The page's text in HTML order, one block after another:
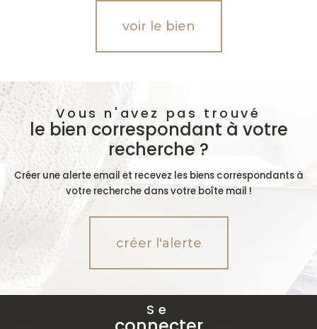
voir le bien
Vous n'avez pas trouvé
le bien correspondant à votre
recherche ?
Créer une alerte email et recevez les biens correspondants à
votre recherche dans votre boîte mail !
créer l'alerte
Se